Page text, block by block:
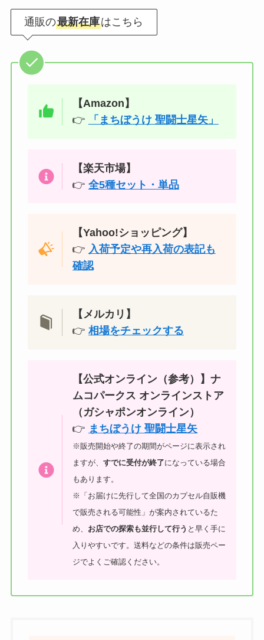
通販の最新在庫はこちら
【Amazon】
👉
「まちぼうけ 聖闘士星矢」
【楽天市場】
👉 全5種セット・単品
【Yahoo!ショッピング】
👉 入荷予定や再入荷の表記も
確認
【メルカリ】
👉 相場をチェックする
【公式オンライン（参考）】ナ
ムコパークス オンラインストア
（ガシャポンオンライン）
👉 まちぼうけ 聖闘士星矢
※販売開始や終了の期間がページに表示され
ますが、 すでに受付が終了になっている場合
もあります。
※「お届けに先行して全国のカプセル自販機
で販売される可能性」が案内されているた
め、 お店での探索も並行して行う と早く手に
入りやすいです。送料などの条件は販売ペー
ジでよくご確認ください。